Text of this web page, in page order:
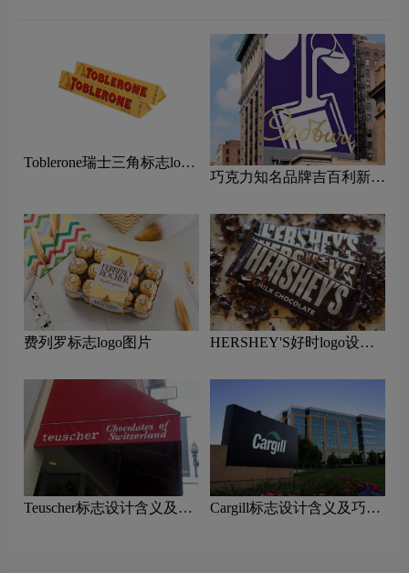
Toblerone瑞士三角标志logo
巧克力知名品牌吉百利新
费列罗标志logo图片
HERSHEY'S好时logo设计
Teuscher标志设计含义及巧
Cargill标志设计含义及巧克